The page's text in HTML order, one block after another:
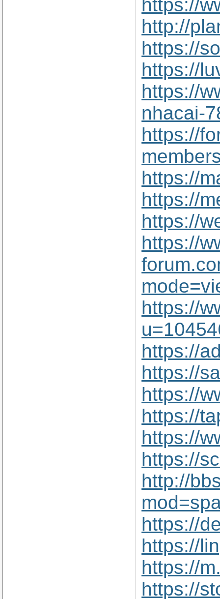
https://
http://
https://
https://
https://
nhacai-
https://
https://
https://
https://
https://
https://
https://
https://
https://
https://
https://
https://
http://
https://
https://
https://
https://